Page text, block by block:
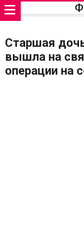
Старшая
вышла на
операции на